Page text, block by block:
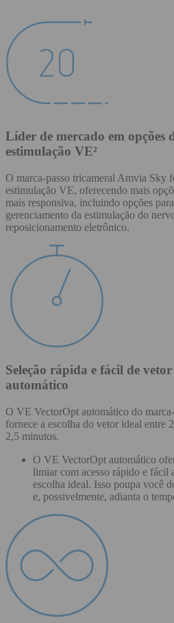
Líder de mercado em opções
estimulação VE²
O marca-passo tricameral Amvia Sky
estimulação VE, oferecendo mais
mais responsiva, incluindo opções
gerenciamento da estimulação do
reposicionamento eletrônico.
Seleção rápida e fácil de
automático
O VE VectorOpt automático do
fornece a escolha do vetor ideal entre
2,5 minutos.
O VE VectorOpt automático
limiar com acesso rápido e fácil
escolha ideal. Isso poupa você
e, possivelmente, adianta o